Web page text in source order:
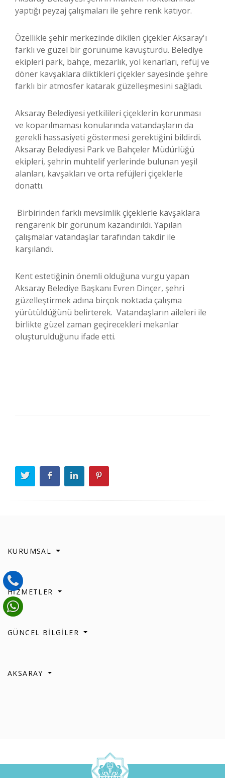
yaptığı peyzaj çalışmaları ile şehre renk katıyor.
Özellikle şehir merkezinde dikilen çiçekler Aksaray'ı
farklı ve güzel bir görünüme kavuşturdu. Belediye
ekipleri park, bahçe, mezarlık, yol kenarları, refüj ve
döner kavşaklara diktikleri çiçekler sayesinde şehre
farklı bir atmosfer katarak güzelleşmesini sağladı.
Aksaray Belediyesi yetkilileri çiçeklerin korunması
ve koparılmaması konularında vatandaşların da
gerekli hassasiyeti göstermesi gerektiğini bildirdi.
Aksaray Belediyesi Park ve Bahçeler Müdürlüğü
ekipleri, şehrin muhtelif yerlerinde bulunan yeşil
alanları, kavşakları ve orta refüjleri çiçeklerle
donattı.
Birbirinden farklı mevsimlik çiçeklerle kavşaklara
rengarenk bir görünüm kazandırıldı. Yapılan
çalışmalar vatandaşlar tarafından takdir ile
karşılandı.
Kent estetiğinin önemli olduğuna vurgu yapan
Aksaray Belediye Başkanı Evren Dinçer, şehri
güzelleştirmek adına birçok noktada çalışma
yürütüldüğünü belirterek. Vatandaşların aileleri ile
birlikte güzel zaman geçirecekleri mekanlar
oluşturulduğunu ifade etti.
KURUMSAL
HİZMETLER
GÜNCEL BİLGİLER
AKSARAY